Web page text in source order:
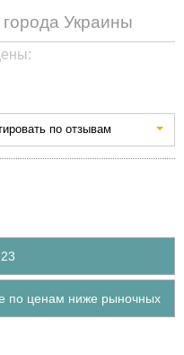
Украины
по отзывам
по ценам ниже рыночных